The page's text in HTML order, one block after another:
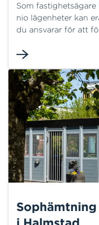
Som
nio lägenheter kan
du ansvarar för att
ansvarar för att dela